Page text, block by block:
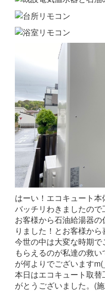
はーい！エコキュート
バッチリわきましたの
お客様から石油給湯器
りました！とお客様か
今世の中は大変な時期
もらえるのが私達の救
が何よりでございます
本日はエコキュート取
がとうございました。(